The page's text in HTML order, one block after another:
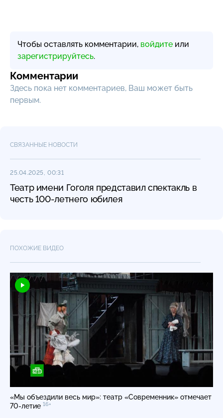
Чтобы оставлять комментарии, войдите или
зарегистрируйтесь.
Комментарии
Здесь пока нет комментариев, Ваш может быть
первым.
СВЯЗАННЫЕ НОВОСТИ
25.04.2025, 00:31
Театр имени Гоголя представил спектакль в
честь 100-летнего юбилея
ПОХОЖИЕ ВИДЕО
«Мы объездили весь мир»: театр «Современник» отмечает
70-летие 16+